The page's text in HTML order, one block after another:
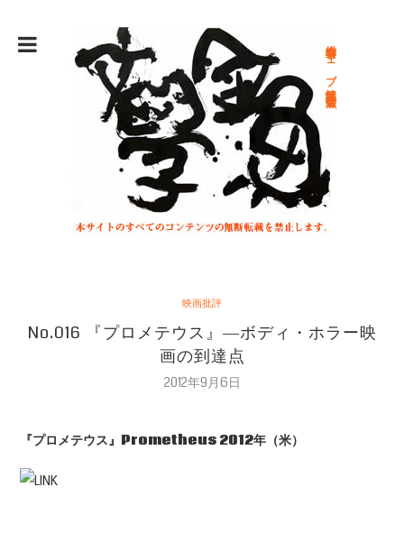
総合文学ウェブ情報誌 文学金魚
映画批評
No.016 『プロメテウス』―ボディ・ホラー映
画の到達点
2012年9月6日
『プロメテウス』Prometheus 2012年（米）